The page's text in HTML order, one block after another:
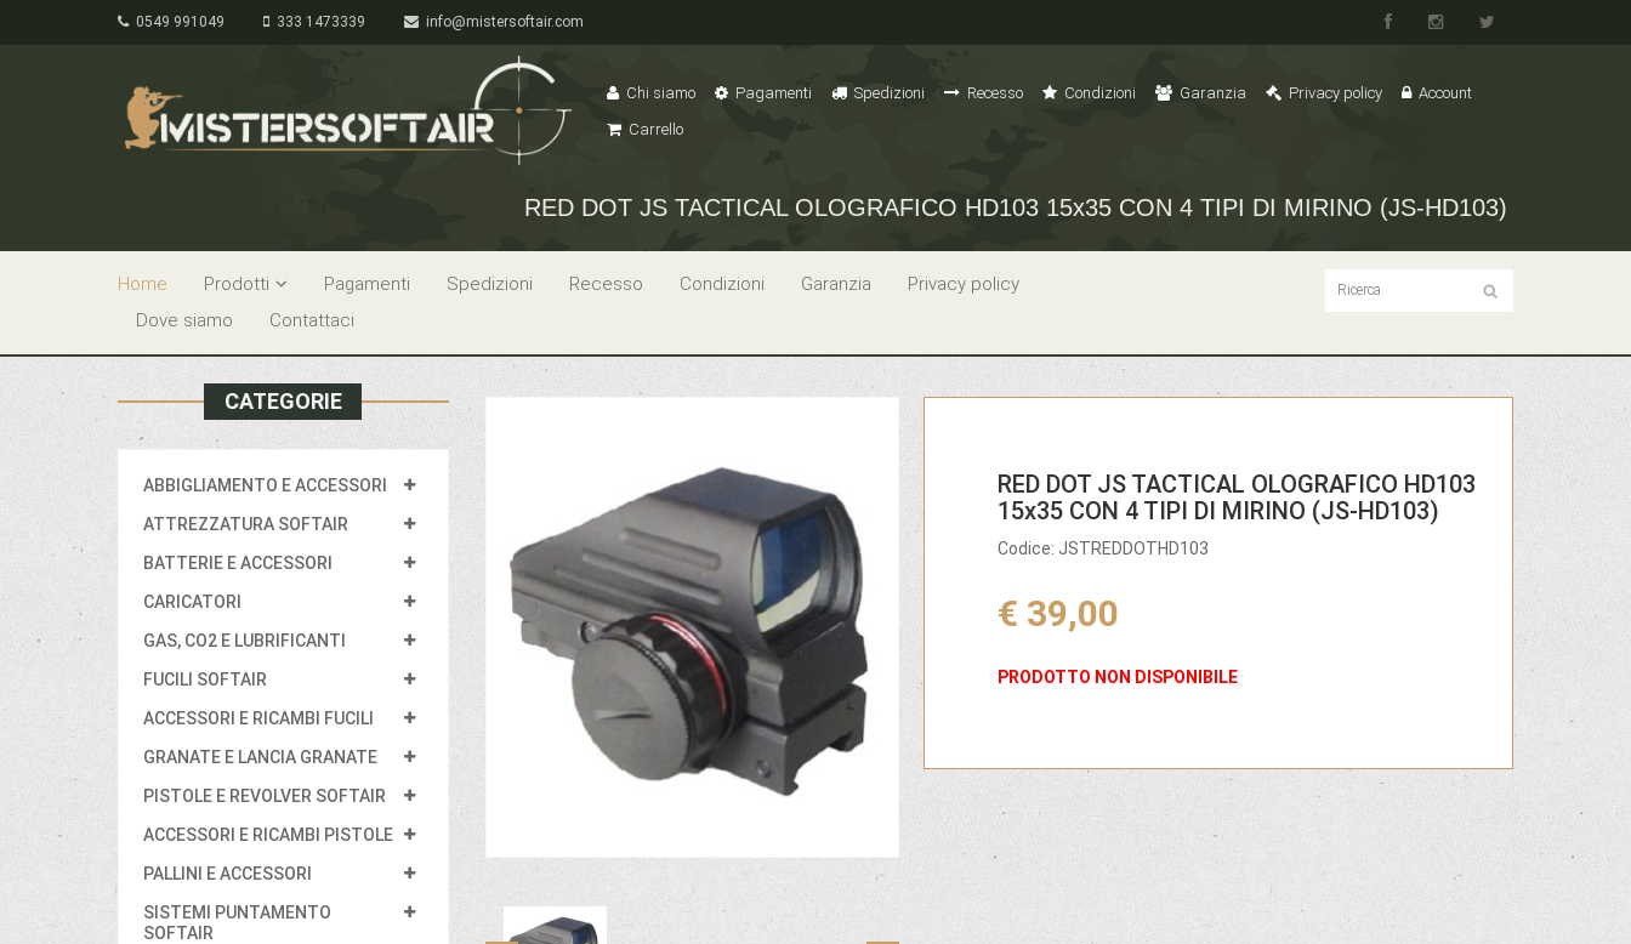
0549 991049 333 1473339 info@mistersoftair.com
Chi siamo Pagamenti Spedizioni Recesso Condizioni Garanzia Privacy policy
Account
Carrello
RED DOT JS TACTICAL OLOGRAFICO HD103 15x35 CON 4 TIPI DI MIRINO (JS-HD103)
Home Prodotti Pagamenti Spedizioni Recesso Condizioni Garanzia
Privacy policy
Dove siamo
Contattaci
CATEGORIE
ABBIGLIAMENTO E ACCESSORI
ATTREZZATURA SOFTAIR
BATTERIE E ACCESSORI
CARICATORI
GAS, CO2 E LUBRIFICANTI
FUCILI SOFTAIR
ACCESSORI E RICAMBI FUCILI
GRANATE E LANCIA GRANATE
PISTOLE E REVOLVER SOFTAIR
ACCESSORI E RICAMBI PISTOLE
PALLINI E ACCESSORI
SISTEMI PUNTAMENTO
SOFTAIR
RED DOT JS TACTICAL OLOGRAFICO HD103
15x35 CON 4 TIPI DI MIRINO (JS-HD103)
Codice: JSTREDDOTHD103
€ 39,00
PRODOTTO NON DISPONIBILE